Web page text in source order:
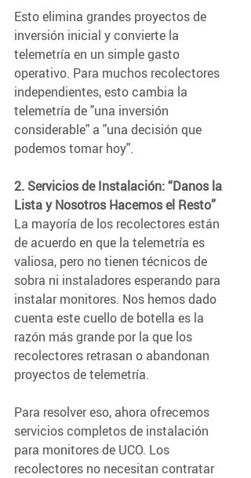
Esto elimina grandes proyectos de
inversión inicial y convierte la
telemetría en un simple gasto
operativo. Para muchos recolectores
independientes, esto cambia la
telemetría de "una inversión
considerable" a "una decisión que
podemos tomar hoy".
2. Servicios de Instalación: “Danos la
Lista y Nosotros Hacemos el Resto”
La mayoría de los recolectores están
de acuerdo en que la telemetría es
valiosa, pero no tienen técnicos de
sobra ni instaladores esperando para
instalar monitores. Nos hemos dado
cuenta este cuello de botella es la
razón más grande por la que los
recolectores retrasan o abandonan
proyectos de telemetría.
Para resolver eso, ahora ofrecemos
servicios completos de instalación
para monitores de UCO. Los
recolectores no necesitan contratar